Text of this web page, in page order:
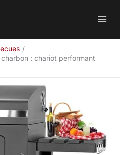
: chariot performant